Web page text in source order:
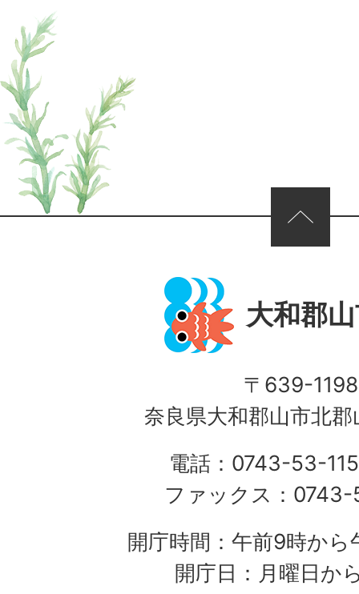
ページの先頭へ
大和郡
〒639-1198
奈良県大和郡山市北
電話：0743-53-
ファックス：
開庁時間：午前9時か
開庁日：月曜日か